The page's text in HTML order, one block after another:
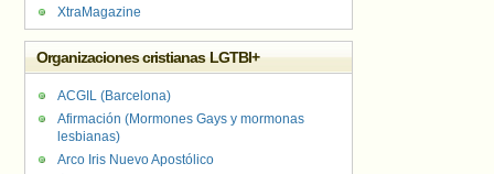
XtraMagazine
Organizaciones cristianas LGTBI+
ACGIL (Barcelona)
Afirmación (Mormones Gays y mormonas
lesbianas)
Arco Iris Nuevo Apostólico